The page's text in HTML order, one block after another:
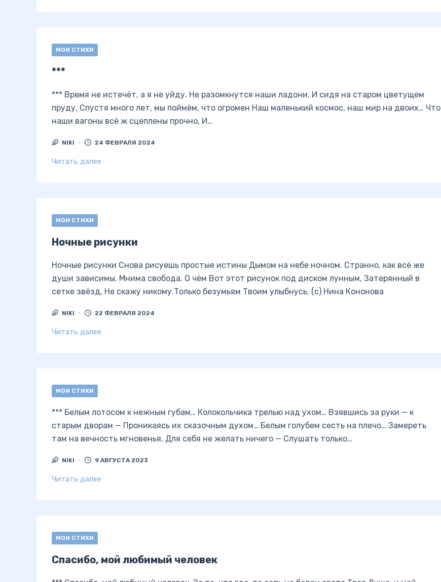
МОИ СТИХИ
***
*** Время не истечёт, а я не уйду. Не разомкнутся наши ладони. И сидя на старом цветущем
пруду, Спустя много лет, мы поймём, что огромен Наш маленький космос, наш мир на двоих… Что
наши вагоны всё ж сцеплены прочно, И…
NIKI 24 ФЕВРАЛЯ 2024
Читать далее
МОИ СТИХИ
Ночные рисунки
Ночные рисунки Снова рисуешь простые истины Дымом на небе ночном. Странно, как всё же
души зависимы. Мнима свобода. О чём Вот этот рисунок под диском лунным, Затерянный в
сетке звёзд, Не скажу никому.Только безумьям Твоим улыбнусь. (с) Нина Кононова
NIKI 22 ФЕВРАЛЯ 2024
Читать далее
МОИ СТИХИ
*** Белым лотосом к нежным губам… Колокольчика трелью над ухом… Взявшись за руки — к
старым дворам — Проникаясь их сказочным духом… Белым голубем сесть на плечо… Замереть
там на вечность мгновенья. Для себя не желать ничего — Слушать только…
NIKI 9 АВГУСТА 2023
Читать далее
МОИ СТИХИ
Спасибо, мой любимый человек